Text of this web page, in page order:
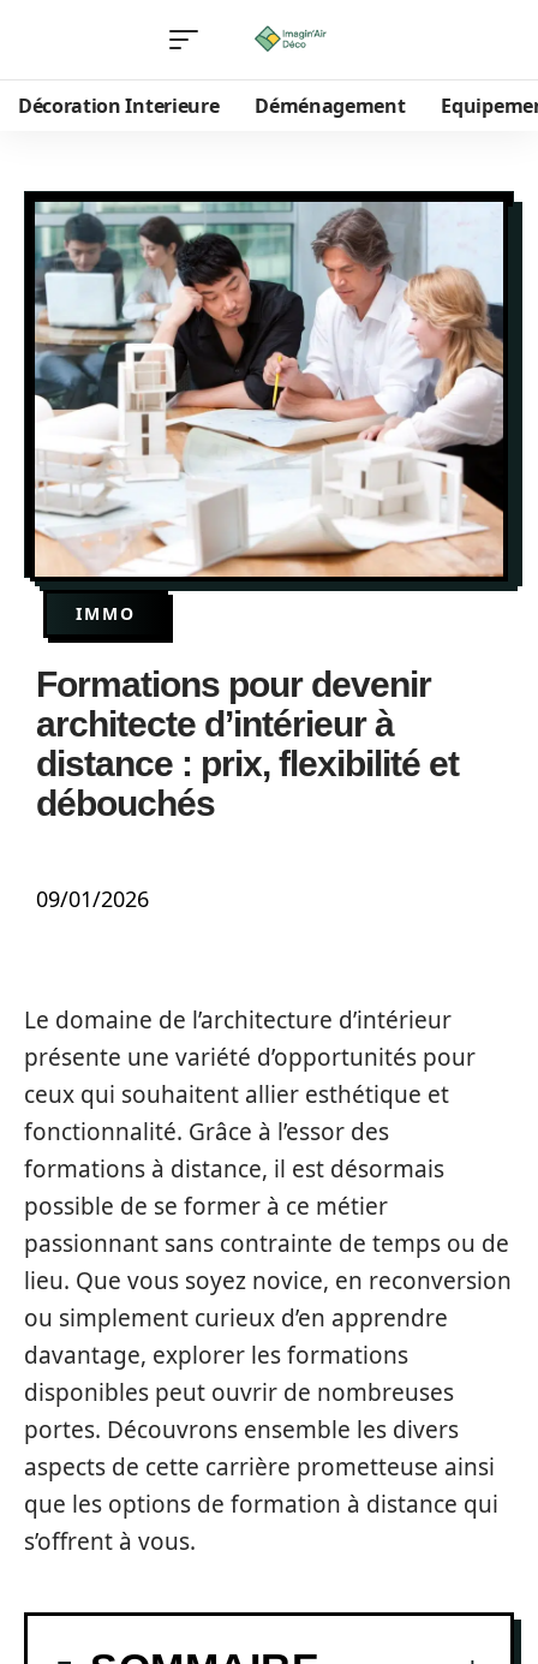
Décoration Interieure Déménagement
IMMO
Formations pour devenir
architecte d’intérieur à
distance : prix, flexibilité et
débouchés
09/01/2026
Le domaine de l’architecture d’intérieur
présente une variété d’opportunités pour
ceux qui souhaitent allier esthétique et
fonctionnalité. Grâce à l’essor des
formations à distance, il est désormais
possible de se former à ce métier
passionnant sans contrainte de temps ou de
lieu. Que vous soyez novice, en reconversion
ou simplement curieux d’en apprendre
davantage, explorer les formations
disponibles peut ouvrir de nombreuses
portes. Découvrons ensemble les divers
aspects de cette carrière prometteuse ainsi
que les options de formation à distance qui
s’offrent à vous.